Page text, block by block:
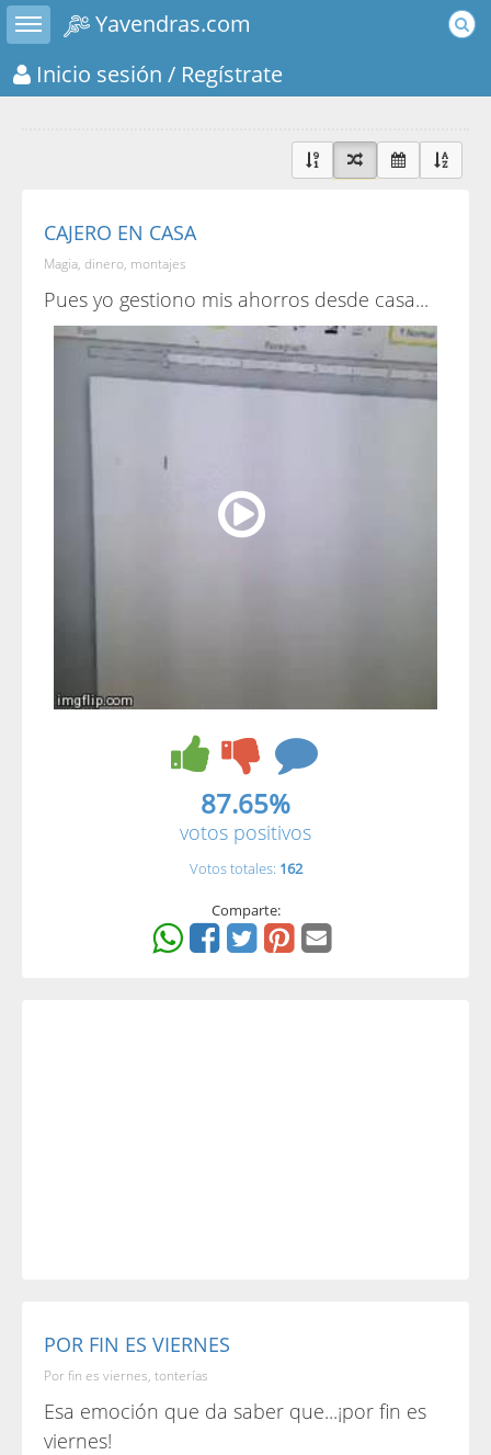
Toggle sidebar
Yavendras.com
Inicio sesión / Regístrate
CAJERO EN CASA
Magia, dinero, montajes
Pues yo gestiono mis ahorros desde casa...
87.65%
votos positivos
Votos totales: 162
Comparte:
POR FIN ES VIERNES
Por fin es viernes, tonterías
Esa emoción que da saber que...¡por fin es
viernes!